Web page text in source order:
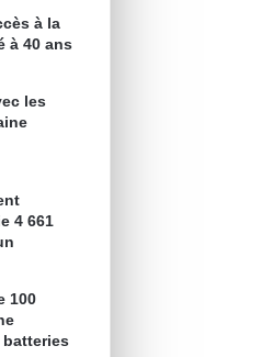
à la
à 40 ans
les
4 661
100